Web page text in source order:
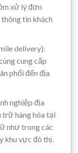
xử lý đơn
thông tin khách
delivery):
cung cấp
phối đến địa
nghiệp địa
hàng hóa tại
như trong các
khu vực đô thị.